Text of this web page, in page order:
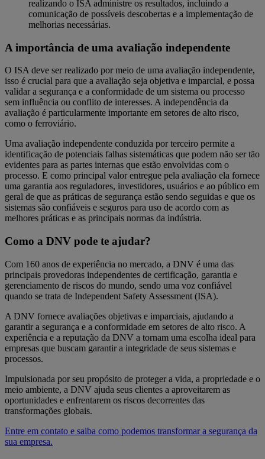
realizando o ISA administre os resultados, incluindo a
comunicação de possíveis descobertas e a implementação de
melhorias necessárias.
A importância de uma avaliação independente
O ISA deve ser realizado por meio de uma avaliação independente,
isso é crucial para que a avaliação seja objetiva e imparcial, e possa
validar a segurança e a conformidade de um sistema ou processo
sem influência ou conflito de interesses. A independência da
avaliação é particularmente importante em setores de alto risco,
como o ferroviário.
Uma avaliação independente conduzida por terceiro permite a
identificação de potenciais falhas sistemáticas que podem não ser tão
evidentes para as partes internas que estão envolvidas com o
processo. E como principal valor entregue pela avaliação ela fornece
uma garantia aos reguladores, investidores, usuários e ao público em
geral de que as práticas de segurança estão sendo seguidas e que os
sistemas são confiáveis e seguros para uso de acordo com as
melhores práticas e as principais normas da indústria.
Como a DNV pode te ajudar?
Com 160 anos de experiência no mercado, a DNV é uma das
principais provedoras independentes de certificação, garantia e
gerenciamento de riscos do mundo, sendo uma voz confiável
quando se trata de Independent Safety Assessment (ISA).
A DNV fornece avaliações objetivas e imparciais, ajudando a
garantir a segurança e a conformidade em setores de alto risco. A
experiência e a reputação da DNV a tornam uma escolha ideal para
empresas que buscam garantir a integridade de seus sistemas e
processos.
Impulsionada por seu propósito de proteger a vida, a propriedade e o
meio ambiente, a DNV ajuda seus clientes a aproveitarem as
oportunidades e enfrentarem os riscos decorrentes das
transformações globais.
Entre em contato e saiba como podemos transformar a segurança da
sua empresa.